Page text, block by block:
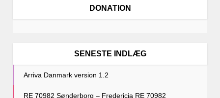
DONATION
SENESTE INDLÆG
Arriva Danmark version 1.2
RE 70982 Sønderborg – Fredericia RE 70982